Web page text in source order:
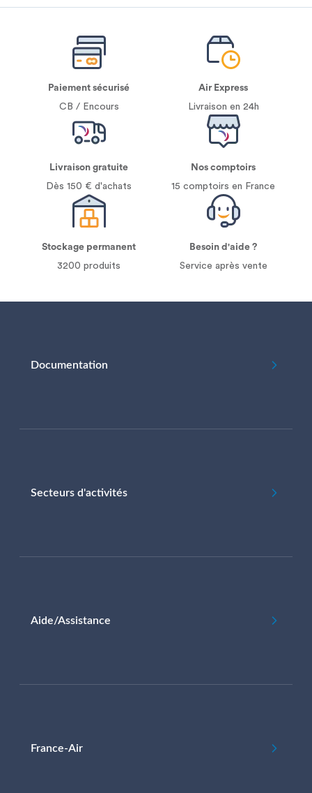
Paiement sécurisé
CB / Encours
Air Express
Livraison en 24h
Livraison gratuite
Dès 150 € d'achats
Nos comptoirs
15 comptoirs en France
Stockage permanent
3200 produits
Besoin d'aide ?
Service après vente
Documentation
Secteurs d'activités
Aide/Assistance
France-Air